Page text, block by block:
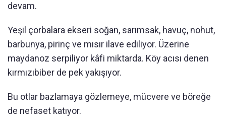
devam.
Yeşil çorbalara ekseri soğan, sarımsak, havuç, nohut,
barbunya, pirinç ve mısır ilave ediliyor. Üzerine
maydanoz serpiliyor kâfi miktarda. Köy acısı denen
kırmızıbiber de pek yakışıyor.
Bu otlar bazlamaya gözlemeye, mücvere ve böreğe
de nefaset katıyor.